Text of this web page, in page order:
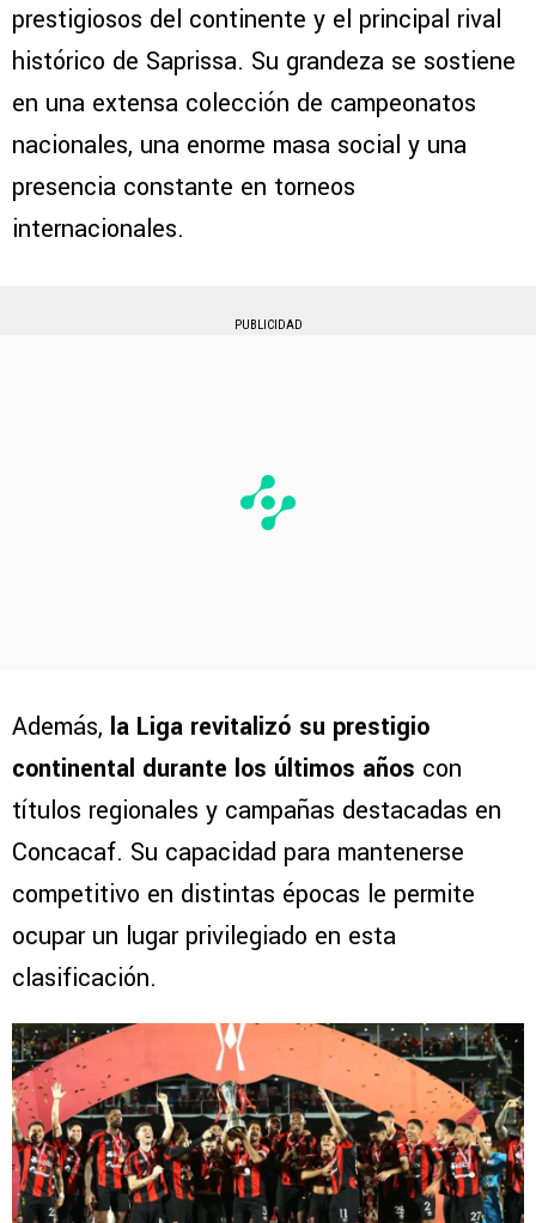
prestigiosos del continente y el principal rival
histórico de Saprissa. Su grandeza se sostiene
en una extensa colección de campeonatos
nacionales, una enorme masa social y una
presencia constante en torneos
internacionales.
PUBLICIDAD
Además, la Liga revitalizó su prestigio
continental durante los últimos años con
títulos regionales y campañas destacadas en
Concacaf. Su capacidad para mantenerse
competitivo en distintas épocas le permite
ocupar un lugar privilegiado en esta
clasificación.